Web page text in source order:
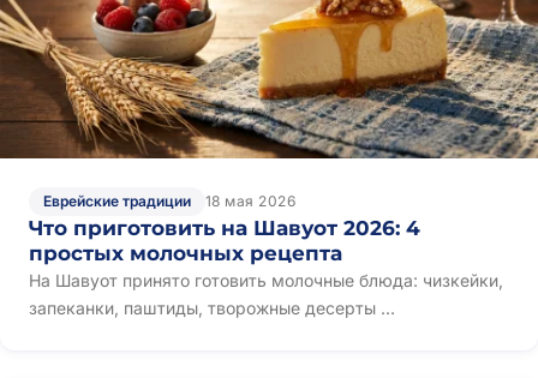
Еврейские традиции 18 мая 2026
Что приготовить на Шавуот 2026: 4
простых молочных рецепта
На Шавуот принято готовить молочные блюда: чизкейки,
запеканки, паштиды, творожные десерты ...